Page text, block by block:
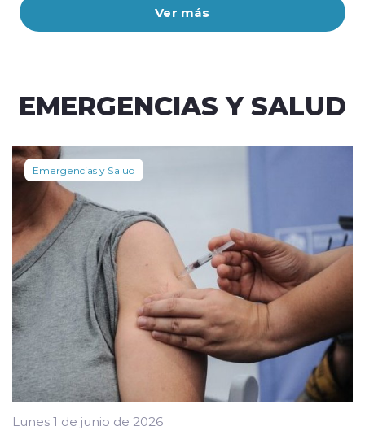
Ver más
EMERGENCIAS Y SALUD
Emergencias y Salud
Lunes 1 de junio de 2026